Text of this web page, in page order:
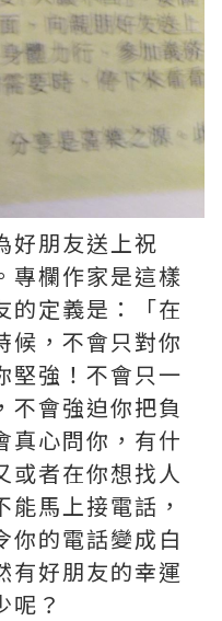
好朋友送上祝
專欄作家是這樣
的定義是：「在
候，不會只對你
堅強！不會只一
不會強迫你把負
真心問你，有什
或者在你想找人
馬上接電話，
你的電話變成白
有好朋友的幸運
呢？